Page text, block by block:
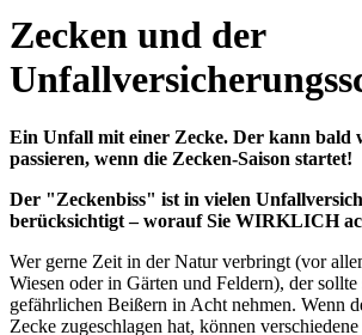
Zecken und der
Ein Unfall mit einer Zecke. Der kann bald
passieren, wenn die Zecken-Saison startet!
Der "Zeckenbiss" ist in vielen
berücksichtigt – worauf Sie WIRKLICH
Wer gerne Zeit in der Natur verbringt (vor
Wiesen oder in Gärten und Feldern), der
gefährlichen Beißern in Acht nehmen. Wenn
Zecke zugeschlagen hat, können